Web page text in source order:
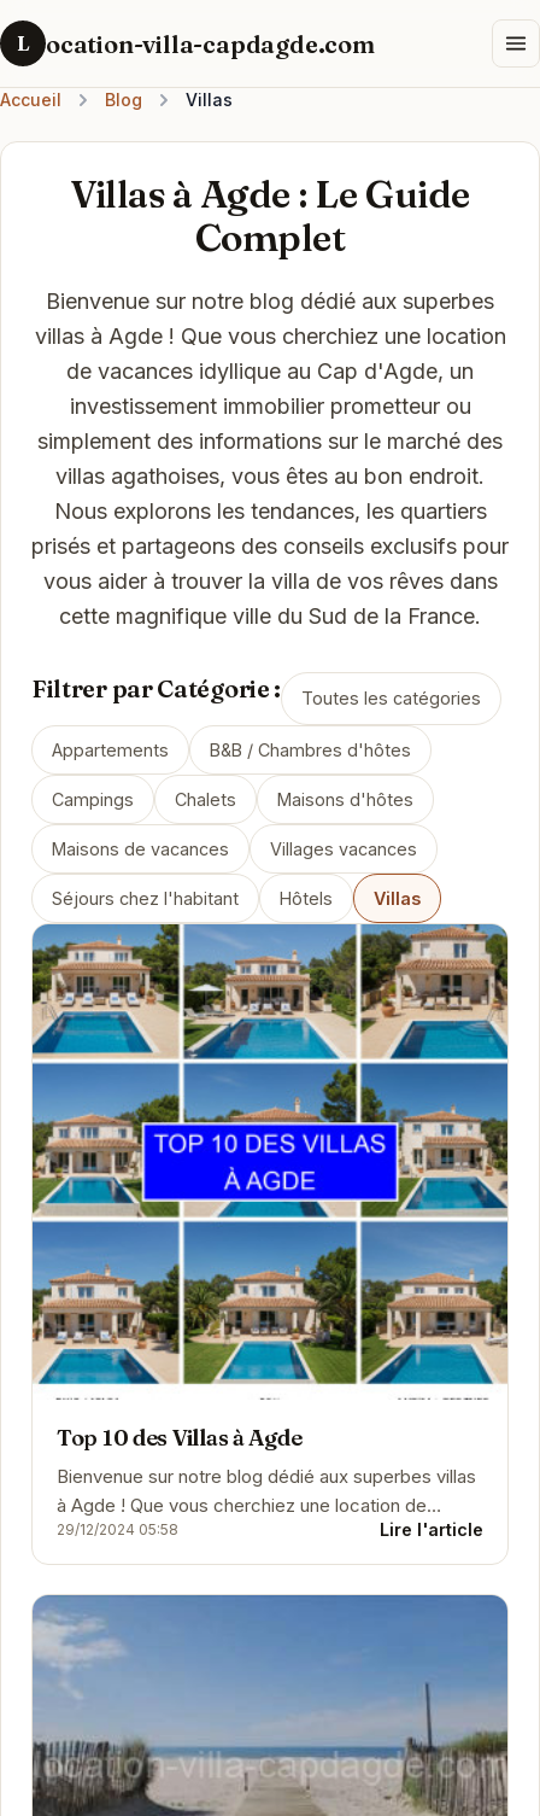
L ocation-villa-capdagde.com
Accueil Blog Villas
Villas à Agde : Le Guide
Complet
Bienvenue sur notre blog dédié aux superbes
villas à Agde ! Que vous cherchiez une location
de vacances idyllique au Cap d'Agde, un
investissement immobilier prometteur ou
simplement des informations sur le marché des
villas agathoises, vous êtes au bon endroit.
Nous explorons les tendances, les quartiers
prisés et partageons des conseils exclusifs pour
vous aider à trouver la villa de vos rêves dans
cette magnifique ville du Sud de la France.
Filtrer par Catégorie : Toutes les catégories
Appartements B&B / Chambres d'hôtes
Campings Chalets Maisons d'hôtes
Maisons de vacances Villages vacances
Séjours chez l'habitant Hôtels Villas
Top 10 des Villas à Agde
Bienvenue sur notre blog dédié aux superbes villas
à Agde ! Que vous cherchiez une location de
vacances idyllique au Cap d'Agde, un
investissement imm...
29/12/2024 05:58 Lire l'article